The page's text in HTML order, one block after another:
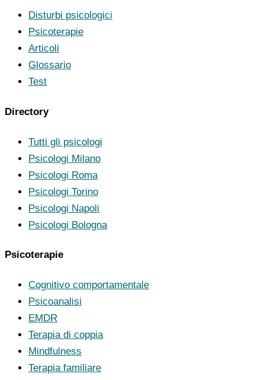
Disturbi psicologici
Psicoterapie
Articoli
Glossario
Test
Directory
Tutti gli psicologi
Psicologi Milano
Psicologi Roma
Psicologi Torino
Psicologi Napoli
Psicologi Bologna
Psicoterapie
Cognitivo comportamentale
Psicoanalisi
EMDR
Terapia di coppia
Mindfulness
Terapia familiare